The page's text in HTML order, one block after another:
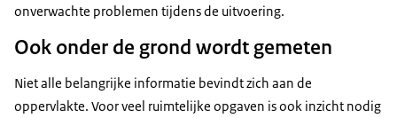
onverwachte problemen tijdens de uitvoering.
Ook onder de grond wordt gemeten
Niet alle belangrijke informatie bevindt zich aan de
oppervlakte. Voor veel ruimtelijke opgaven is ook inzicht nodig